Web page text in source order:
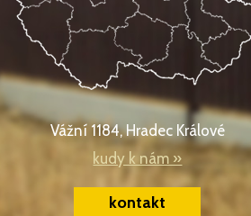
Vážní 1184, Hradec Králové
kudy k nám »
kontakt